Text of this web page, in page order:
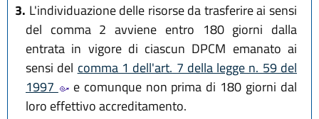
3. L'individuazione delle risorse da trasferire ai sensi
del comma 2 avviene entro 180 giorni dalla
entrata in vigore di ciascun DPCM emanato ai
sensi del comma 1 dell'art. 7 della legge n. 59 del
1997
e comunque non prima di 180 giorni dal
loro effettivo accreditamento.